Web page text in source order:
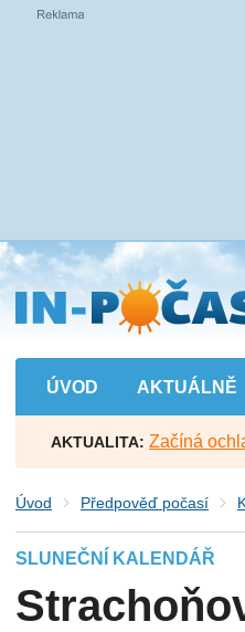
Přejít
na
hlavní
obsah
ÚVOD AKTUÁLNĚ
AKTUALITA: Začíná
Úvod Předpověď počasí
SLUNEČNÍ KALENDÁŘ